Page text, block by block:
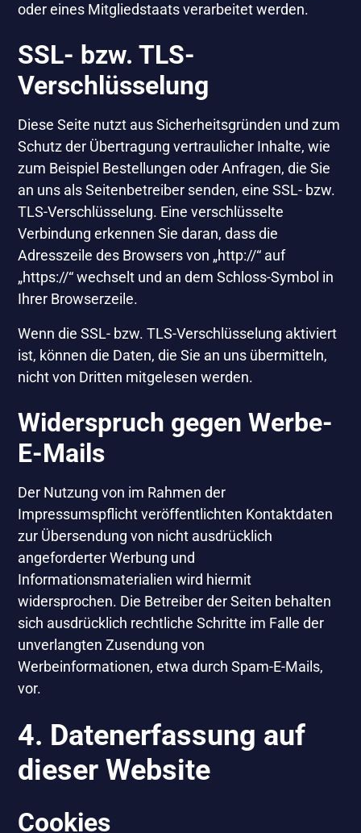
oder eines Mitgliedstaats verarbeitet werden.
SSL- bzw. TLS-
Verschlüsselung
Diese Seite nutzt aus Sicherheitsgründen und zum
Schutz der Übertragung vertraulicher Inhalte, wie
zum Beispiel Bestellungen oder Anfragen, die Sie
an uns als Seitenbetreiber senden, eine SSL- bzw.
TLS-Verschlüsselung. Eine verschlüsselte
Verbindung erkennen Sie daran, dass die
Adresszeile des Browsers von „http://“ auf
„https://“ wechselt und an dem Schloss-Symbol in
Ihrer Browserzeile.
Wenn die SSL- bzw. TLS-Verschlüsselung aktiviert
ist, können die Daten, die Sie an uns übermitteln,
nicht von Dritten mitgelesen werden.
Widerspruch gegen Werbe-
E-Mails
Der Nutzung von im Rahmen der
Impressumspflicht veröffentlichten Kontaktdaten
zur Übersendung von nicht ausdrücklich
angeforderter Werbung und
Informationsmaterialien wird hiermit
widersprochen. Die Betreiber der Seiten behalten
sich ausdrücklich rechtliche Schritte im Falle der
unverlangten Zusendung von
Werbeinformationen, etwa durch Spam-E-Mails,
vor.
4. Datenerfassung auf
dieser Website
Cookies